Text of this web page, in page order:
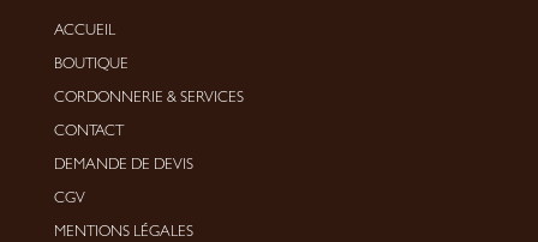
ACCUEIL
BOUTIQUE
CORDONNERIE & SERVICES
CONTACT
DEMANDE DE DEVIS
CGV
MENTIONS LÉGALES